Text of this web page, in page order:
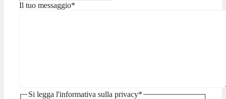
Il tuo messaggio*
Si legga l'informativa sulla privacy*